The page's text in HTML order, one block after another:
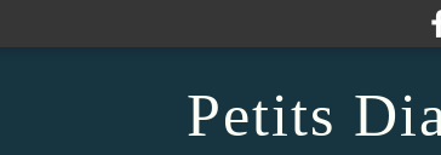
Petits